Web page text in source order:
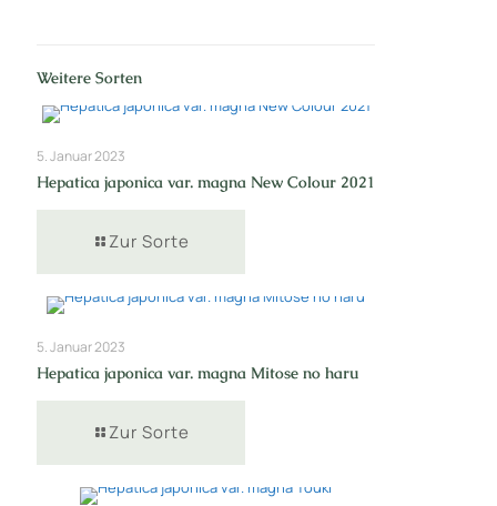
Weitere Sorten
5. Januar 2023
Hepatica japonica var. magna New Colour 2021
Zur Sorte
5. Januar 2023
Hepatica japonica var. magna Mitose no haru
Zur Sorte